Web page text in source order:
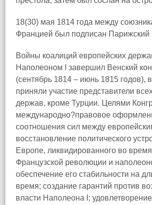
18(30) мая 1814 года между
Францией был подписан Парижский
Войны коалиций европейских
Наполеоном I завершил Венский
(сентябрь 1814 – июнь 1815 годов),
приняли участие представители
держав, кроме Турции. Целями
международно?правовое
соотношения сил между
восстановление политического
Европе, ликвидированного во
Французской революции и
обеспечение его стабильности на
время; создание гарантий против
власти Наполеона I; удовлетворение